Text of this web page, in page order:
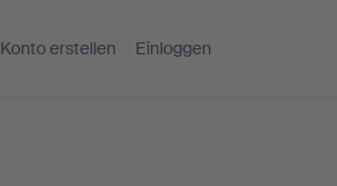
Konto erstellen Einloggen